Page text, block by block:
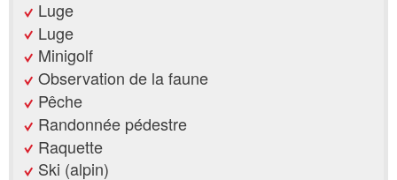
Luge
Luge
Minigolf
Observation de la faune
Pêche
Randonnée pédestre
Raquette
Ski (alpin)